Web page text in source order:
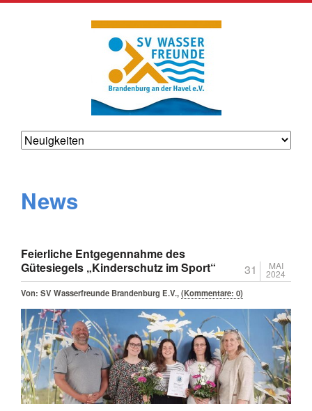
News
Feierliche Entgegennahme des
Gütesiegels „Kinderschutz im Sport“
31 MAI
2024
Von: SV Wasserfreunde Brandenburg E.V.,(Kommentare: 0)